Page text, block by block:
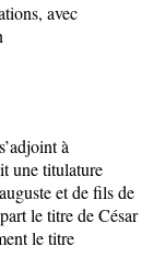
avec
à
une titulature
et de fils de
le titre de César
le titre